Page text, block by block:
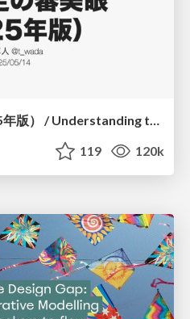
技術選定の審美眼（2025年版） / Understanding the Spiral of Technologies 2025 edition
119 120k